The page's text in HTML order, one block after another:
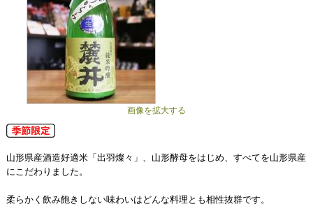
画像を拡大する
山形県産酒造好適米「出羽燦々」、山形酵母をはじめ、すべてを山形県産
にこだわりました。
柔らかく飲み飽きしない味わいはどんな料理とも相性抜群です。